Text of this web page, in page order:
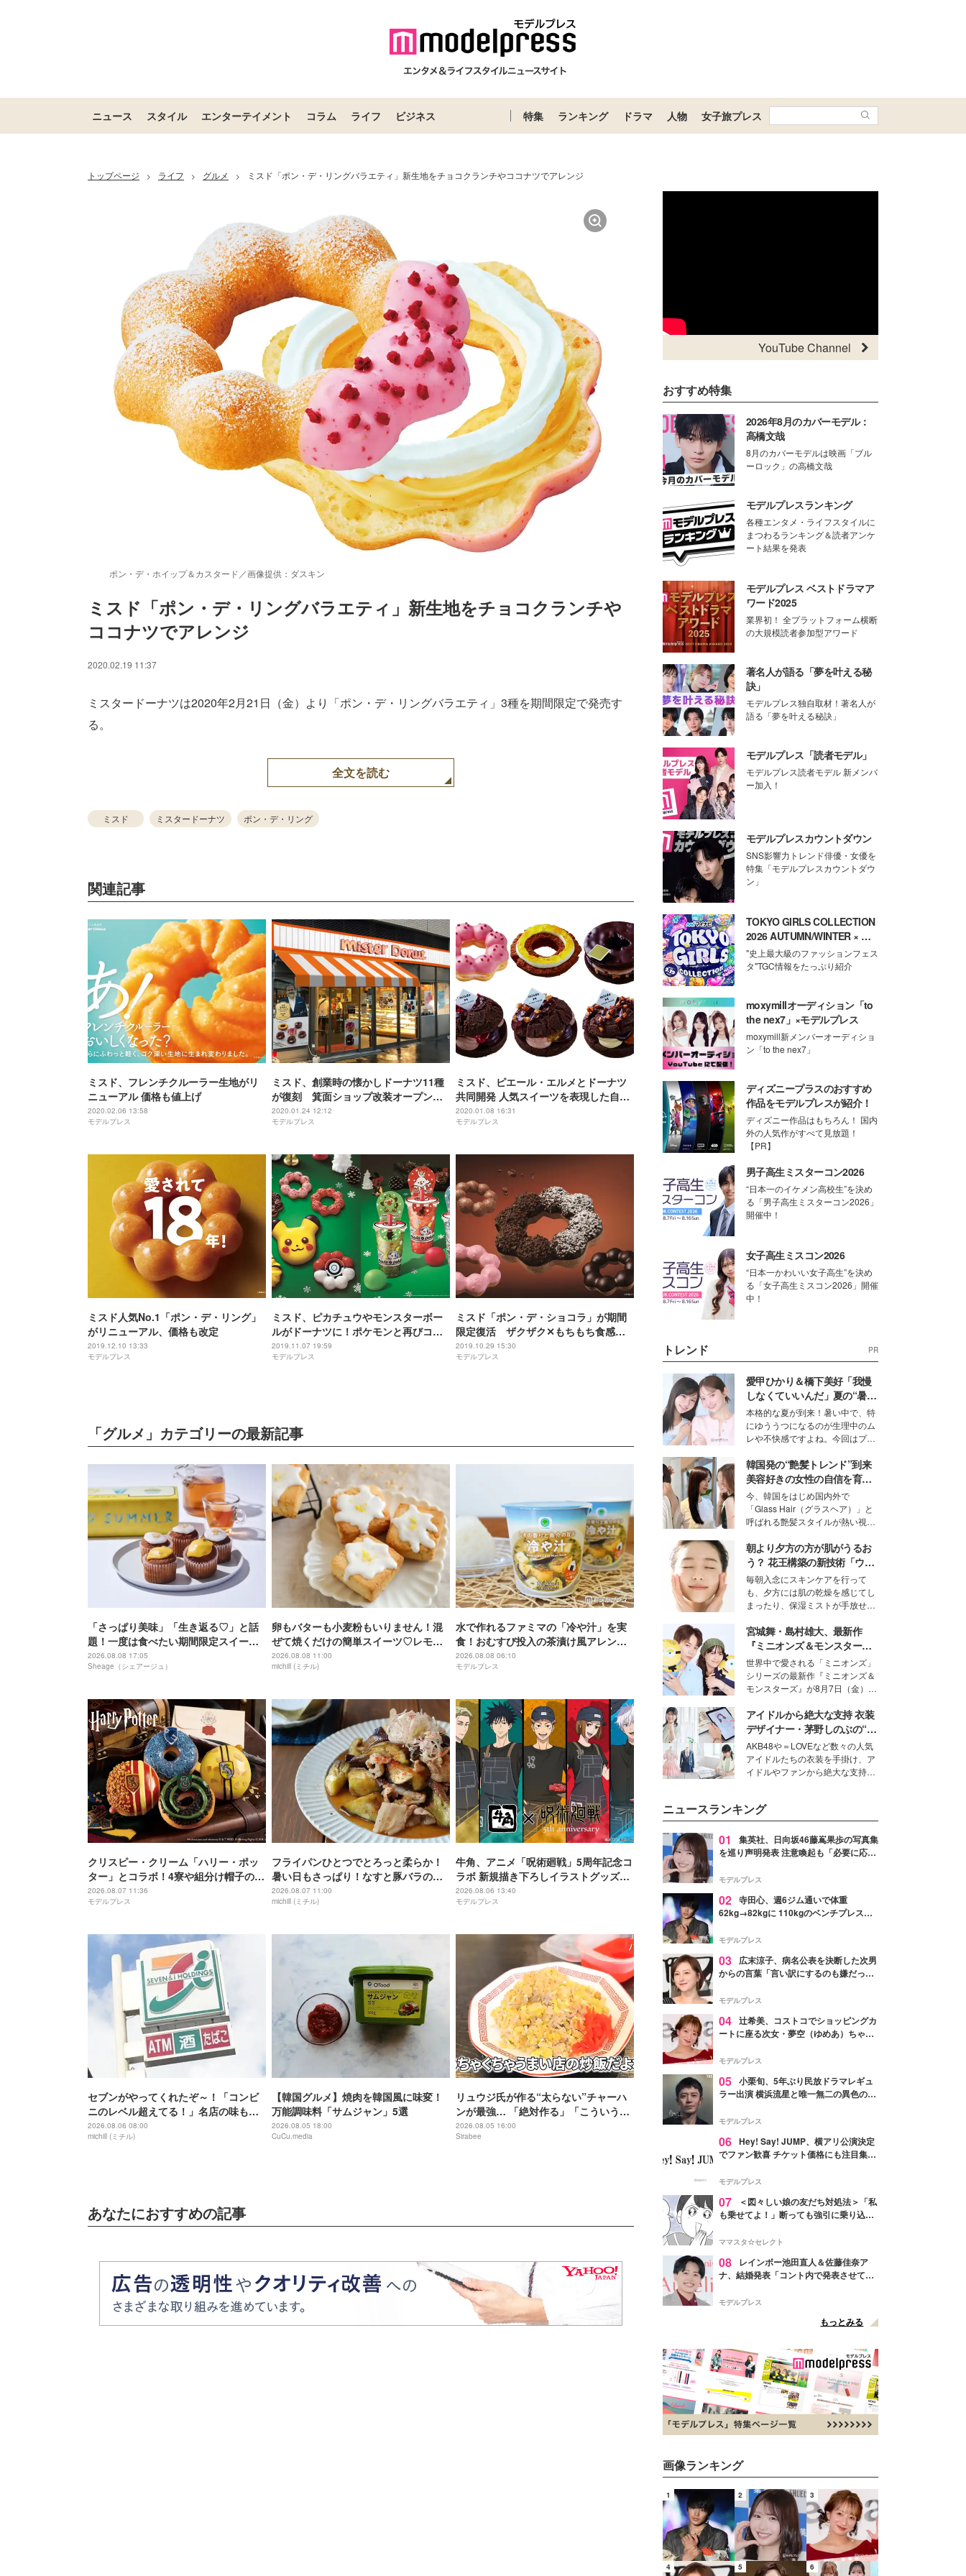
ニュース スタイル エンターテイメント コラム ライフ ビジネス 特集 ランキング ドラマ 人物 女子旅プレス
トップページ > ライフ > グルメ > ミスド「ポン・デ・リングバラエティ」新生地をチョコクランチやココナツでアレンジ
ポン・デ・ホイップ＆カスタード／画像提供：ダスキン
ミスド「ポン・デ・リングバラエティ」新生地をチョコクランチや
ココナツでアレンジ
2020.02.19 11:37
ミスタードーナツは2020年2月21日（金）より「ポン・デ・リングバラエティ」3種を期間限定で発売す
る。
全文を読む
ミスド ミスタードーナツ ポン・デ・リング
関連記事
ミスド、フレンチクルーラー生地がリ
ニューアル 価格も値上げ
2020.02.06 13:58
モデルプレス
ミスド、創業時の懐かしドーナツ11種
が復刻 箕面ショップ改装オープンに
伴い
2020.01.24 12:12
モデルプレス
ミスド、ピエール・エルメとドーナツ
共同開発 人気スイーツを表現した自信
作
2020.01.08 16:31
モデルプレス
ミスド人気No.1「ポン・デ・リング」
がリニューアル、価格も改定
2019.12.10 13:33
モデルプレス
ミスド、ピカチュウやモンスターボー
ルがドーナツに！ポケモンと再びコラ
ボ
2019.11.07 19:59
モデルプレス
ミスド「ポン・デ・ショコラ」が期間
限定復活 ザクザク✕もちもち食感が
たまらない「ポン・デ・ザクショコ
ラ」も
2019.10.29 15:30
モデルプレス
「グルメ」カテゴリーの最新記事
「さっぱり美味」「生き返る♡」と話
題！一度は食べたい期間限定スイーツ
特集
2026.08.08 17:05
Sheage（シェアージュ）
卵もバターも小麦粉もいりません！混
ぜて焼くだけの簡単スイーツ♡レモン
の米粉スコーンのレシピ
2026.08.08 11:00
michill (ミチル)
水で作れるファミマの「冷や汁」を実
食！おむすび投入の茶漬け風アレンジ
でも美味しく夏バテ対策
2026.08.08 06:10
モデルプレス
クリスピー・クリーム「ハリー・ポッ
ター」とコラボ！4寮や組分け帽子のド
ーナツ＆“金のスニッチ”ラテ
2026.08.07 11:36
モデルプレス
フライパンひとつでとろっと柔らか！
暑い日もさっぱり！なすと豚バラのや
みつきポン酢炒め
2026.08.07 11:00
michill (ミチル)
牛角、アニメ「呪術廻戦」5周年記念コ
ラボ 新規描き下ろしイラストグッズ付
きメニュー登場
2026.08.06 13:40
モデルプレス
セブンがやってくれたぞ～！「コンビ
ニのレベル超えてる！」名店の味も楽
しめる本格カレーフェス
2026.08.06 08:00
michill (ミチル)
【韓国グルメ】焼肉を韓国風に味変！
万能調味料「サムジャン」5選
2026.08.05 18:00
CuCu.media
リュウジ氏が作る“太らない”チャーハ
ンが最強… 「絶対作る」「こういうの
待ってた」
2026.08.05 16:00
Sirabee
あなたにおすすめの記事
YouTube Channel
おすすめ特集
2026年8月のカバーモデル：
高橋文哉
8月のカバーモデルは映画「ブル
ーロック」の高橋文哉
モデルプレスランキング
各種エンタメ・ライフスタイルに
まつわるランキング＆読者アンケ
ート結果を発表
モデルプレス ベストドラマア
ワード2025
業界初！ 全プラットフォーム横断
の大規模読者参加型アワード
著名人が語る「夢を叶える秘
訣」
モデルプレス独自取材！著名人が
語る「夢を叶える秘訣」
モデルプレス「読者モデル」
モデルプレス読者モデル 新メンバ
ー加入！
モデルプレスカウントダウン
SNS影響力トレンド俳優・女優を
特集「モデルプレスカウントダウ
ン」
TOKYO GIRLS COLLECTION
2026 AUTUMN/WINTER × モ
デルプレス
"史上最大級のファッションフェス
タ"TGC情報をたっぷり紹介
moxymillオーディション「to
the nex7」×モデルプレス
moxymill新メンバーオーディショ
ン「to the nex7」
ディズニープラスのおすすめ
作品をモデルプレスが紹介！
ディズニー作品はもちろん！ 国内
外の人気作がすべて見放題！
【PR】
男子高生ミスターコン2026
“日本一のイケメン高校生”を決め
る「男子高生ミスターコン2026」
開催中！
女子高生ミスコン2026
“日本一かわいい女子高生”を決め
る「女子高生ミスコン2026」開催
中！
トレンド PR
愛甲ひかり＆橋下美好「我慢
しなくていいんだ」夏の“暑さ
対策”の新しい選択肢とは？
本格的な夏が到来！暑い中で、特
にゆううつになるのが生理中のム
レや不快感ですよね。今回はプラ
モデル・愛甲ひかりさんと橋下美
好さんを迎えて本音で女子会トー
ク。猛暑のお出かけを快適に過ご
すヒントや、2人が感動した夏の
生理の新常識にも迫りました。
韓国発の“艶髪トレンド”到来
美容好きの女性の自信を育む
「ヘアケア事情」って？
今、韓国をはじめ国内外で
「Glass Hair（グラスヘア）」と
呼ばれる艶髪スタイルが熱い視線
ションの完成度を高めるベースと
して、“髪そのものの美しさ”に改
めて注目する人が増えている様
子。今回は、そんな憧れの艶やか
な髪を日常で叶える、美容好きの
女性たちのヘアケア事情を紹介し
ます。
朝より夕方の方が肌がうるお
う？ 花王構築の新技術「ウォ
ーターキャプチャリングスキ
ン（捕水肌）」がスキンケア
の常識を変える予感
毎朝入念にスキンケアを行って
も、夕方には肌の乾燥を感じてし
まったり、保湿ミストが手放せな
な美容の常識を大きく変える可能
性を秘めた、革新的な「Water
Capturing Skin（ウォーターキャ
プチャリングスキン：捕水肌）」
技術を、花王が構築した。
宮城舞・島村雄大、最新作
『ミニオンズ＆モンスター
ズ』の魅力熱弁 ハチャメチャ
だけじゃない“友情と絆”に感
動
世界中で愛される「ミニオンズ」
シリーズの最新作『ミニオンズ＆
モンスターズ』が8月7日（金）に
ニオン好き”という共通点を持つモ
デルの宮城舞と島村雄大の特別対
談をお届け！それぞれの視点か
ら、今作ならではの魅力や予想外
の感動をもたらす奥深いストーリ
ーについて熱く語り合ってもらっ
アイドルから絶大な支持 衣装
デザイナー・茅野しのぶの“可
愛い”を作る美学＜「シチズン
クロスシー」インタビュー＞
AKB48や＝LOVEなど数々の人気
アイドルたちの衣装を手掛け、ア
イドルやファンから絶大な支持を
ター・茅野しのぶ。一人ひとりの
個性に寄り添い、魅力を引き出す
衣装作りは、多くの女性たちに勇
気と自信を与え続けている。
ニュースランキング
01
集英社、日向坂46藤嶌果歩の写真集
を巡り声明発表 注意喚起も「必要に応じ
モデルプレス
02 寺田心、週6ジム通いで体重
62kg→82kgに 110kgのベンチプレス持
「かっこいい」と反響
モデルプレス
03
広末涼子、病名公表を決断した次男
からの言葉「言い訳にするのも嫌だっ
モデルプレス
04 辻希美、コストコでショッピングカ
ートに座る次女・夢空（ゆめあ）ちゃん
ぎ」「成長を感じる」の声
モデルプレス
05 小栗旬、5年ぶり民放ドラマレギュ
ラー出演 横浜流星と唯一無二の異色のバ
モデルプレス
06 Hey! Say! JUMP、横アリ公演決定
でファン歓喜 チケット価格にも注目集ま
モデルプレス
07
＜図々しい娘の友だち対処法＞「私
も乗せてよ！」断っても強引に乗り込ん
ママスタ☆セレクト
08
レインボー池田直人＆佐藤佳奈ア
ナ、結婚発表「コント内で発表させてい
点変更のため
モデルプレス
もっとみる
画像ランキング
1 2 3
4 5 6